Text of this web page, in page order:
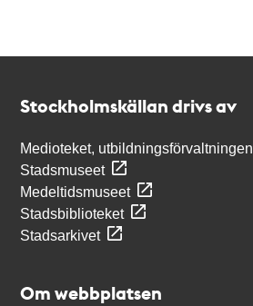
Stockholmskällan drivs av
Medioteket, utbildningsförvaltningen
Stadsmuseet
Medeltidsmuseet
Stadsbiblioteket
Stadsarkivet
Om webbplatsen